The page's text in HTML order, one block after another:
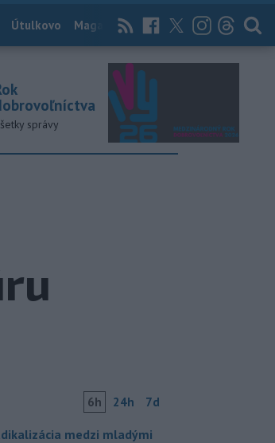
Útulkovo Magazín News Now Archív
správy
6h 24h 7d
medzi mladými